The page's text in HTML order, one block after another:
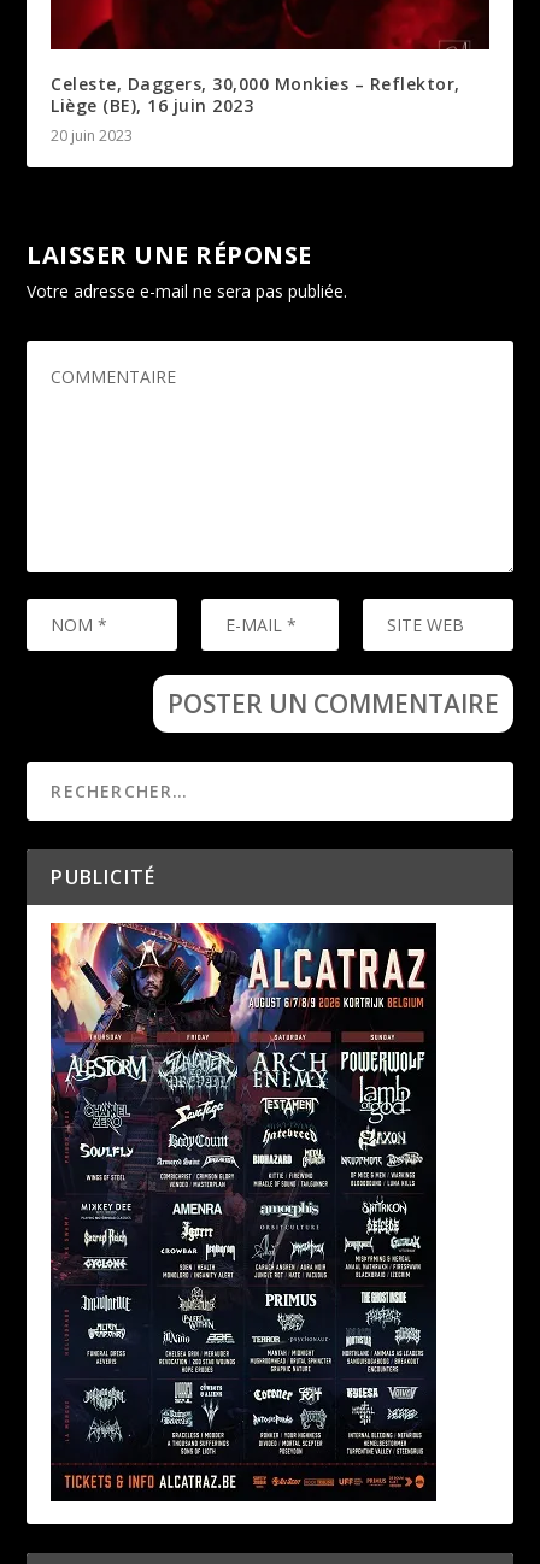
Celeste, Daggers, 30,000 Monkies – Reflektor,
Liège (BE), 16 juin 2023
20 juin 2023
LAISSER UNE RÉPONSE
Votre adresse e-mail ne sera pas publiée.
obligatoires sont indiqués avec
PUBLICITÉ